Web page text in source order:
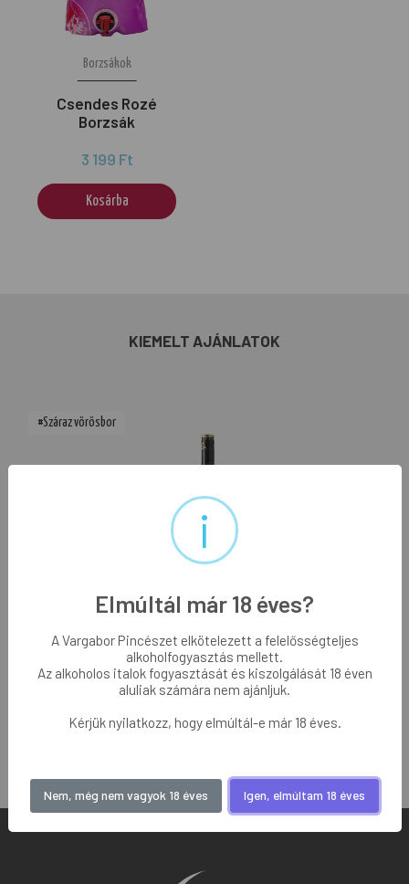
Borzsákok
Csendes Rozé
Borzsák
3 199 Ft
Kosárba
KIEMELT AJÁNLATOK
Prémium borok
Aranymetszés Cabernet Sauvignon
1 899 Ft
Kosárba
#Száraz vörösbor
i
Elmúltál már 18 éves?
A Vargabor Pincészet elkötelezett a felelősségteljes
alkoholfogyasztás mellett.
Az alkoholos italok fogyasztását és kiszolgálását 18 éven
aluliak számára nem ajánljuk.
Kérjük nyilatkozz, hogy elmúltál-e már 18 éves.
Nem, még nem vagyok 18 éves Igen, elmúltam 18 éves